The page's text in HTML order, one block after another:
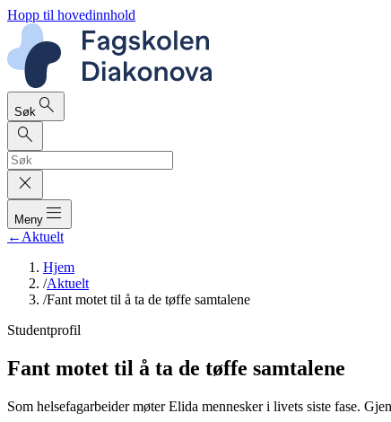
Hopp til hovedinnhold
Søk search
search
close
Meny dehaze
← Aktuelt
Hjem
/Aktuelt
/Fant motet til å ta de tøffe samtalene
Studentprofil
Fant motet til å ta de tøffe samtalene
Som helsefagarbeider møter Elida mennesker i livets siste fase.